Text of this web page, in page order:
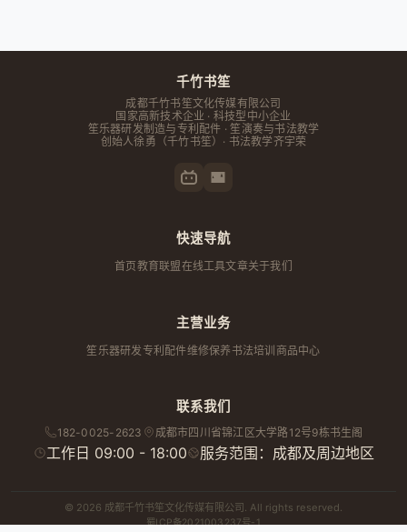
千竹书笙
成都千竹书笙文化传媒有限公司
国家高新技术企业 · 科技型中小企业
笙乐器研发制造与专利配件 · 笙演奏与书法教学
创始人徐勇 （千竹书笙）· 书法教学齐宇荣
快速导航
首页教育联盟在线工具文章关于我们
主营业务
笙乐器研发专利配件维修保养 书法培训 商品中心
联系我们
182-0025-2623 成都市四川省锦江区大学路12号9栋书生阁
工作日 09:00 - 18:00 服务范围：成都及周边地区
© 2026 成都千竹书笙文化传媒有限公司. All rights reserved.
蜀ICP备2021003237号-1